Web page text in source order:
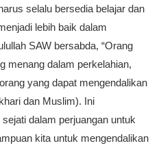
selalu bersedia belajar dan
lebih baik dalam
SAW bersabda, “Orang
menang dalam perkelahian,
yang dapat mengendalikan
dan Muslim). Ini
dalam perjuangan untuk
kita untuk mengendalikan